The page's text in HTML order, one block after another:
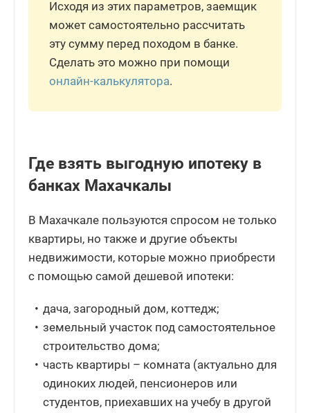
Исходя из этих параметров, заемщик
может самостоятельно рассчитать
эту сумму перед походом в банке.
Сделать это можно при помощи
онлайн-калькулятора.
Где взять выгодную ипотеку в
банках Махачкалы
В Махачкале пользуются спросом не только
квартиры, но также и другие объекты
недвижимости, которые можно приобрести
с помощью самой дешевой ипотеки:
дача, загородный дом, коттедж;
земельный участок под самостоятельное
строительство дома;
часть квартиры – комната (актуально для
одиноких людей, пенсионеров или
студентов, приехавших на учебу в другой